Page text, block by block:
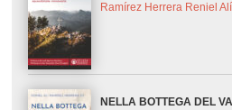
Ramírez Herrera Reniel Alí
NELLA BOTTEGA DEL